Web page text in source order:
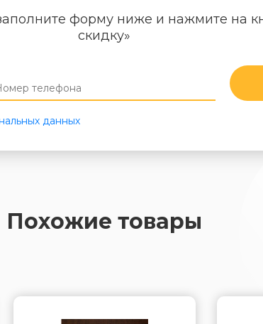
форму ниже и нажмите на
скидку»
данных
Похожие товары